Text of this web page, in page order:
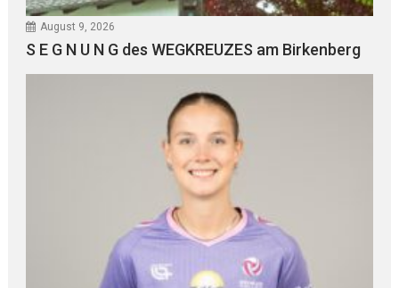
August 9, 2026
S E G N U N G des WEGKREUZES am Birkenberg